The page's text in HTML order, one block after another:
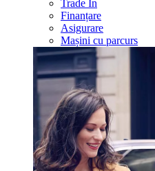
Trade In
Finanțare
Asigurare
Mașini cu parcurs